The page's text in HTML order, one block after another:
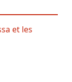
et les